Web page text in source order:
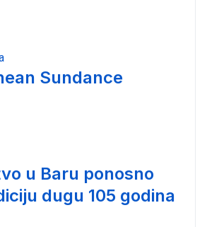
Sundance
u Baru ponosno
dugu 105 godina